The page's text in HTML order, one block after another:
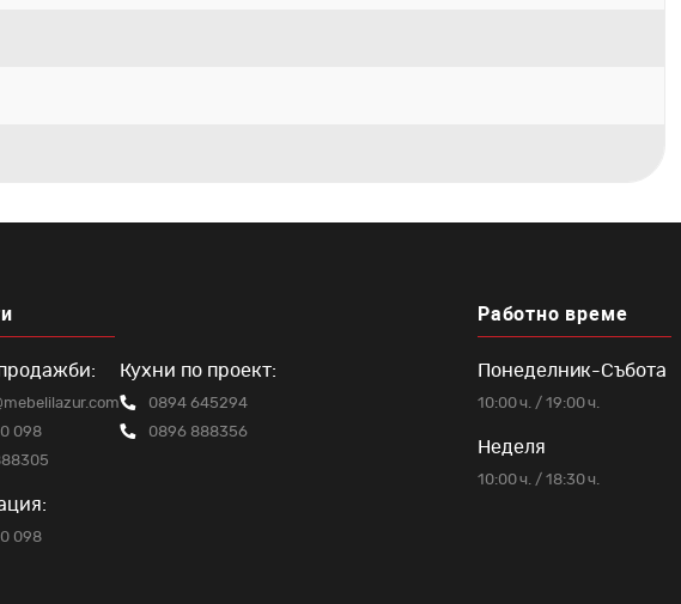
098
098
Кухни по проект:
0894 645294
0896 888356
Работно време
Понеделник-Събота
10:00 ч. / 19:00 ч.
Неделя
10:00 ч. / 18:30 ч.